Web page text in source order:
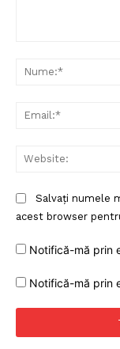
Salvați numele
acest browser
Notifică-mă prin
Notifică-mă prin